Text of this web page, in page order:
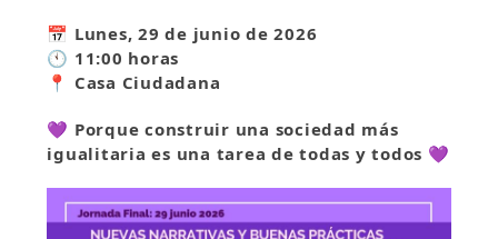
📅 Lunes, 29 de junio de 2026
🕚 11:00 horas
📍 Casa Ciudadana
💜 Porque construir una sociedad más
igualitaria es una tarea de todas y todos 💜